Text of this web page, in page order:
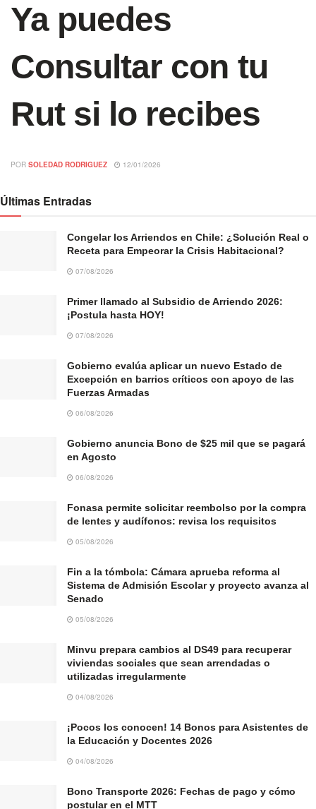
Ya puedes
Consultar con tu
Rut si lo recibes
POR SOLEDAD RODRIGUEZ 12/01/2026
Últimas Entradas
Congelar los Arriendos en Chile: ¿Solución Real o
Receta para Empeorar la Crisis Habitacional?
07/08/2026
Primer llamado al Subsidio de Arriendo 2026:
¡Postula hasta HOY!
07/08/2026
Gobierno evalúa aplicar un nuevo Estado de
Excepción en barrios críticos con apoyo de las
Fuerzas Armadas
06/08/2026
Gobierno anuncia Bono de $25 mil que se pagará
en Agosto
06/08/2026
Fonasa permite solicitar reembolso por la compra
de lentes y audífonos: revisa los requisitos
05/08/2026
Fin a la tómbola: Cámara aprueba reforma al
Sistema de Admisión Escolar y proyecto avanza al
Senado
05/08/2026
Minvu prepara cambios al DS49 para recuperar
viviendas sociales que sean arrendadas o
utilizadas irregularmente
04/08/2026
¡Pocos los conocen! 14 Bonos para Asistentes de
la Educación y Docentes 2026
04/08/2026
Bono Transporte 2026: Fechas de pago y cómo
postular en el MTT